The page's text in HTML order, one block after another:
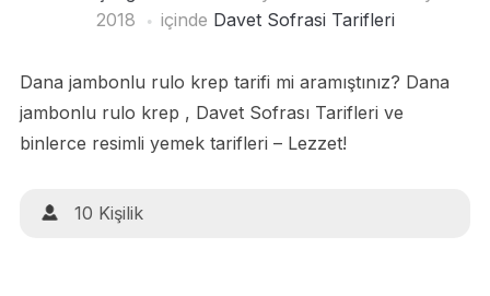
2018
içinde Davet Sofrasi Tarifleri
Dana jambonlu rulo krep tarifi mi aramıştınız? Dana
jambonlu rulo krep , Davet Sofrası Tarifleri ve
binlerce resimli yemek tarifleri – Lezzet!
10 Kişilik